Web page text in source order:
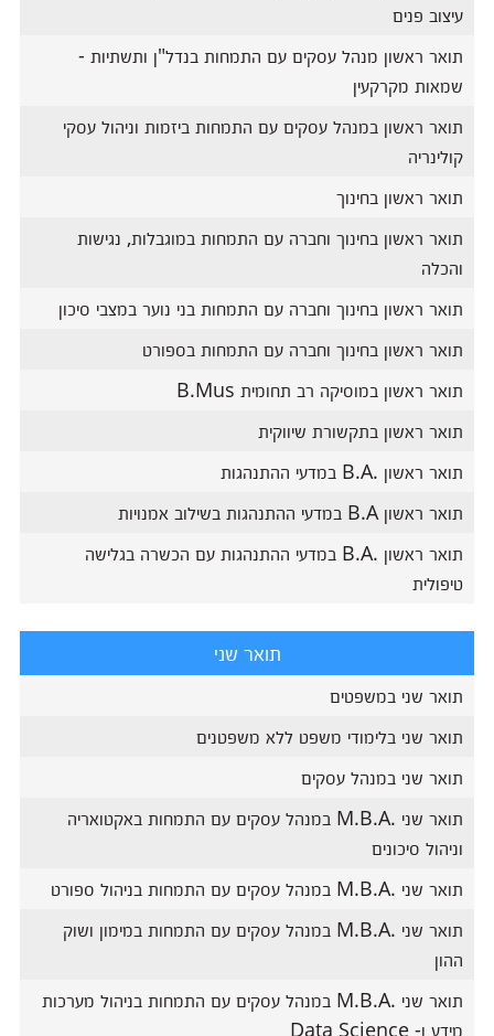
עיצוב פנים
תואר ראשון מנהל עסקים עם התמחות בנדל"ן ותשתיות -
שמאות מקרקעין
תואר ראשון במנהל עסקים עם התמחות ביזמות וניהול עסקי
קולינריה
תואר ראשון בחינוך
תואר ראשון בחינוך וחברה עם התמחות במוגבלות, נגישות
והכלה
תואר ראשון בחינוך וחברה עם התמחות בני נוער במצבי סיכון
תואר ראשון בחינוך וחברה עם התמחות בספורט
תואר ראשון במוסיקה רב תחומית B.Mus
תואר ראשון בתקשורת שיווקית
תואר ראשון .B.A במדעי ההתנהגות
תואר ראשון B.A במדעי ההתנהגות בשילוב אמנויות
תואר ראשון .B.A במדעי ההתנהגות עם הכשרה בגלישה
טיפולית
תואר שני
תואר שני במשפטים
תואר שני בלימודי משפט ללא משפטנים
תואר שני במנהל עסקים
תואר שני .M.B.A במנהל עסקים עם התמחות באקטואריה
וניהול סיכונים
תואר שני .M.B.A במנהל עסקים עם התמחות בניהול ספורט
תואר שני .M.B.A במנהל עסקים עם התמחות במימון ושוק
ההון
תואר שני .M.B.A במנהל עסקים עם התמחות בניהול מערכות
מידע ו- Data Science